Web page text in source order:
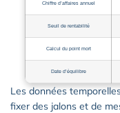
Chiffre d’affaires annuel
Seuil de rentabilité
Calcul du point mort
Date d’équilibre
Les données
fixer des jalons et de